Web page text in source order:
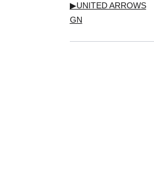
▶UNITED ARROWS
GN